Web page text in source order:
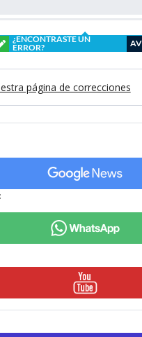
¿ENCONTRASTE UN
ERROR?
página de correcciones